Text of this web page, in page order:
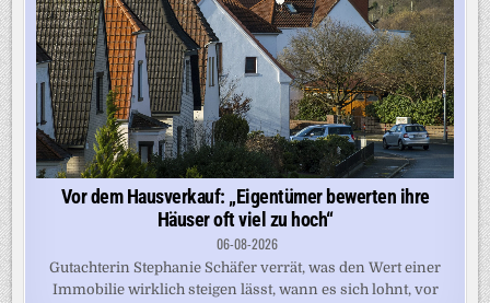
Vor dem Hausverkauf: „Eigentümer bewerten ihre
Häuser oft viel zu hoch“
06-08-2026
Gutachterin Stephanie Schäfer verrät, was den Wert einer
Immobilie wirklich steigen lässt, wann es sich lohnt, vor